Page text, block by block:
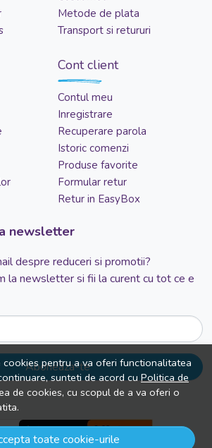
pentru a va oferi functionalitatea
sunteti de acord cuPolitica de
de cookies, cu scopul de a va oferi o
toate cookie-urile
Metode de plata
Transport si retururi
Cont client
Contul meu
Inregistrare
Recuperare parola
Istoric comenzi
Produse favorite
Formular retur
Retur in EasyBox
newsletter
despre reduceri si promotii?
la newsletter si fii la curent cu tot ce e
Aboneaza-te